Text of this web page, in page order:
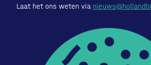
Laat het ons weten via